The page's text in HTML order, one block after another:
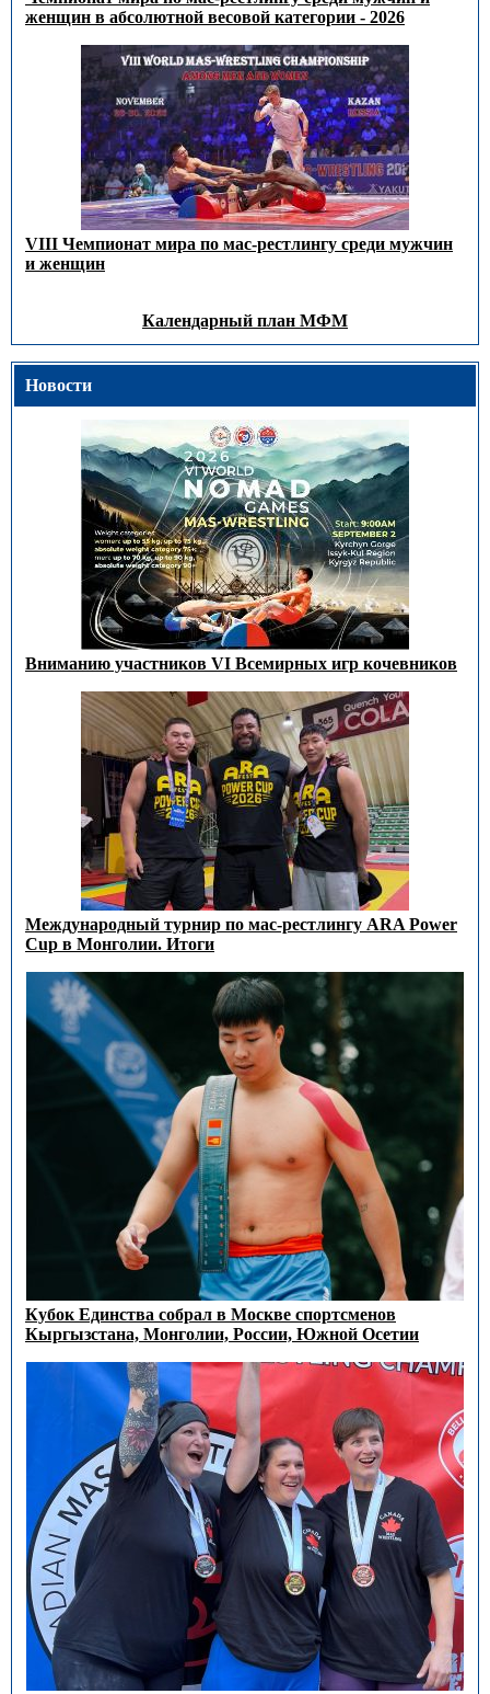
женщин в абсолютной весовой категории - 2026
VIII Чемпионат мира по мас-рестлингу среди мужчин
и женщин
Календарный план МФМ
Новости
Вниманию участников VI Всемирных игр кочевников
Международный турнир по мас-рестлингу ARA Power
Cup в Монголии. Итоги
Кубок Единства собрал в Москве спортсменов
Кыргызстана, Монголии, России, Южной Осетии